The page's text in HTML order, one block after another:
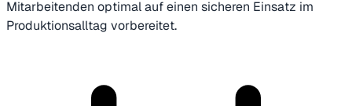
Mitarbeitenden optimal auf einen sicheren Einsatz im
Produktionsalltag vorbereitet.